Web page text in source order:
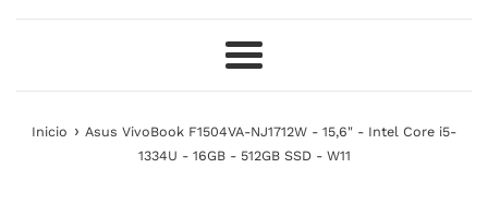
Más
Inicio › Asus VivoBook F1504VA-NJ1712W - 15,6" - Intel Core i5-
1334U - 16GB - 512GB SSD - W11